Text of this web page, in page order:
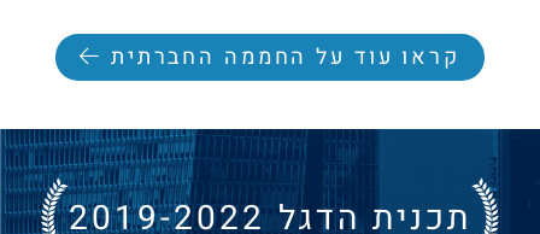
קראו עוד על החממה החברתית
תכנית הדגל 2019-2022